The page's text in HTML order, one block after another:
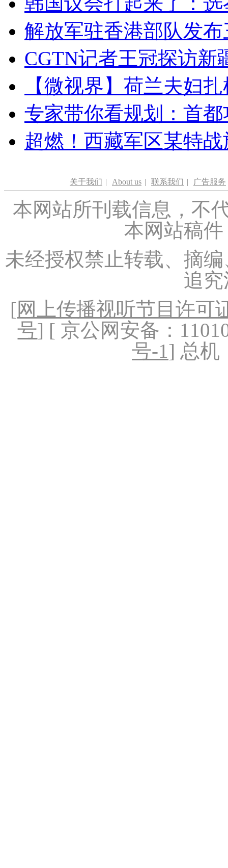
解放军驻香港部队发
CGTN记者王冠探访新
【微视界】荷兰夫妇
专家带你看规划：首
超燃！西藏军区某特
关于我们 | About us | 联系我们 | 广告服务
本网站所刊载信息，不
本网站稿
未经授权禁止转载、摘
追
[网上传播视听节目许可
号] [ 京公网安备：
号-1] 总机